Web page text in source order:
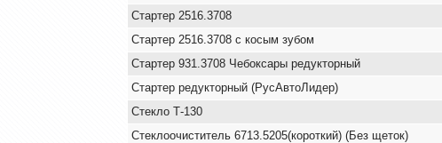
Стартер 2516.3708
Стартер 2516.3708 с косым зубом
Стартер 931.3708 Чебоксары редукторный
Стартер редукторный (РусАвтоЛидер)
Стекло Т-130
Стеклоочиститель 6713.5205(короткий) (Без щеток)